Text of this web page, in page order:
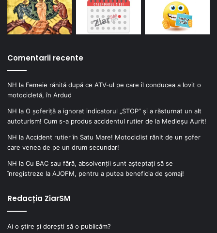
Comentarii recente
NH la Femeie rănită după ce ATV-ul pe care îl conducea a lovit o
motocicletă, în Ardud
NH la O șoferiță a ignorat indicatorul „STOP” și a răsturnat un alt
autoturism! Cum s-a produs accidentul rutier de la Medieșu Aurit!
NH la Accident rutier în Satu Mare! Motociclist rănit de un șofer
care venea de pe un drum secundar!
NH la Cu BAC sau fără, absolvenții sunt așteptați să se
înregistreze la AJOFM, pentru a putea beneficia de șomaj!
Redacția ZiarSM
Ai o știre și dorești să o publicăm?